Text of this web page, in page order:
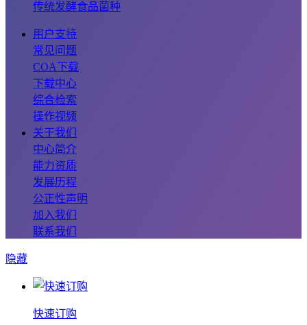
传统发酵食品菌种
用户支持
常见问题
COA下载
下载中心
综合检索
操作视频
关于我们
中心简介
能力资质
发展历程
公正性声明
加入我们
联系我们
隐藏
快速订购